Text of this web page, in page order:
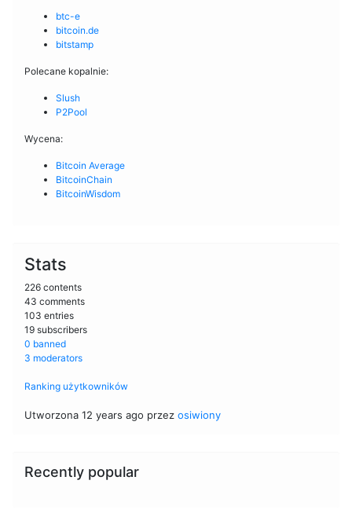
btc-e
bitcoin.de
bitstamp
Polecane kopalnie:
Slush
P2Pool
Wycena:
Bitcoin Average
BitcoinChain
BitcoinWisdom
Stats
226 contents
43 comments
103 entries
19 subscribers
0 banned
3 moderators
Ranking użytkowników
Utworzona 12 years ago przez osiwiony
Recently popular